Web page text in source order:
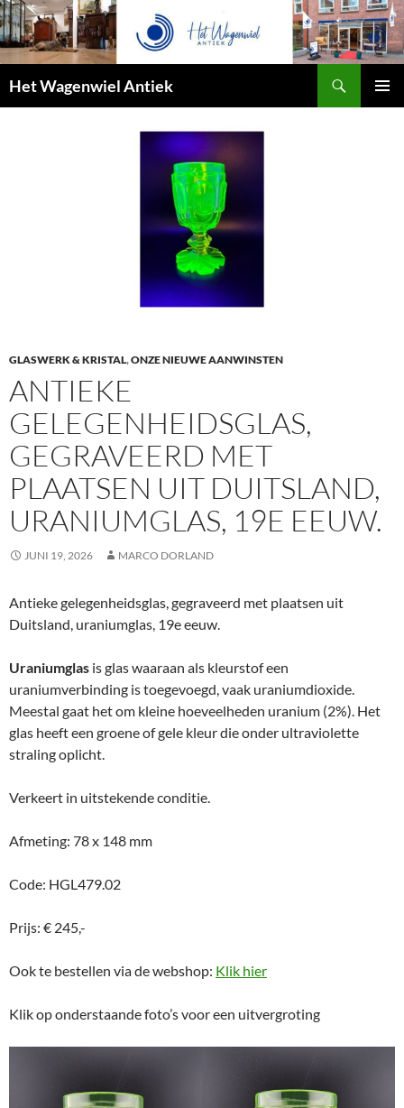
Het Wagenwiel Antiek
GLASWERK & KRISTAL,ONZE NIEUWE AANWINSTEN
ANTIEKE
GELEGENHEIDSGLAS,
GEGRAVEERD MET
PLAATSEN UIT DUITSLAND,
URANIUMGLAS, 19E EEUW.
JUNI 19, 2026 MARCO DORLAND
Antieke gelegenheidsglas, gegraveerd met plaatsen uit
Duitsland, uraniumglas, 19e eeuw.
Uraniumglas is glas waaraan als kleurstof een
uraniumverbinding is toegevoegd, vaak uraniumdioxide.
Meestal gaat het om kleine hoeveelheden uranium (2%). Het
glas heeft een groene of gele kleur die onder ultraviolette
straling oplicht.
Verkeert in uitstekende conditie.
Afmeting: 78 x 148 mm
Code: HGL479.02
Prijs: € 245,-
Ook te bestellen via de webshop: Klik hier
Klik op onderstaande foto’s voor een uitvergroting